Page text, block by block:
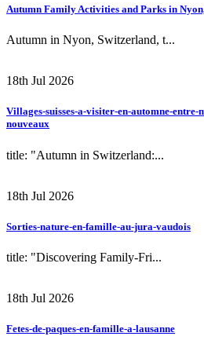
Autumn Family Activities and Parks in
Autumn in Nyon, Switzerland, t...
18th Jul 2026
Villages-suisses-a-visiter-en-automne-
nouveaux
title: "Autumn in Switzerland:...
18th Jul 2026
Sorties-nature-en-famille-au-jura-vaudois
title: "Discovering Family-Fri...
18th Jul 2026
Fetes-de-paques-en-famille-a-lausanne